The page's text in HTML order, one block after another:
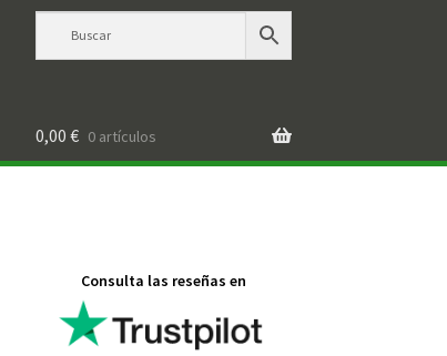
0,00 € 0 artículos
Consulta las reseñas en